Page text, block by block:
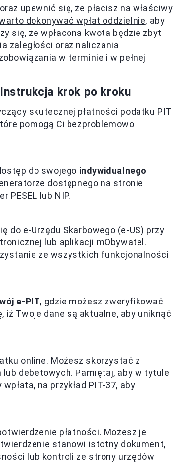
upewnić się, że płacisz na właściwy
dokonywać wpłat oddzielnie, aby
się, że wpłacona kwota będzie zbyt
zaległości oraz naliczania
w terminie i w pełnej
krok po kroku
skutecznej płatności podatku PIT
pomogą Ci bezproblemowo
do swojego indywidualnego
dostępnego na stronie
PESEL lub NIP.
do e-Urzędu Skarbowego (e-US) przy
lub aplikacji mObywatel.
ze wszystkich funkcjonalności
e-PIT, gdzie możesz zweryfikować
iż Twoje dane są aktualne, aby uniknąć
online. Możesz skorzystać z
lub debetowych. Pamiętaj, aby w tytule
na przykład PIT-37, aby
płatności. Możesz je
stanowi istotny dokument,
lub kontroli ze strony urzędów